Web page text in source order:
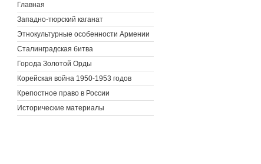
Главная
Западно-тюрский каганат
Этнокультурные особенности Армении
Сталинградская битва
Города Золотой Орды
Корейская война 1950-1953 годов
Крепостное право в России
Исторические материалы